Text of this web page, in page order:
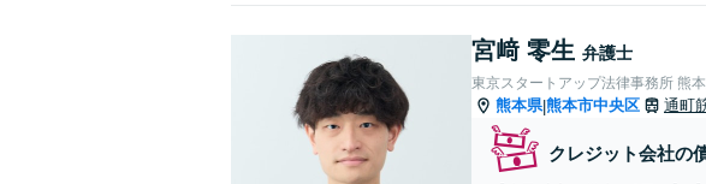
宮﨑 零生 弁護士
東京スタートアップ法律事務所 熊
熊本県|熊本市中央区 通町
クレジット会社の